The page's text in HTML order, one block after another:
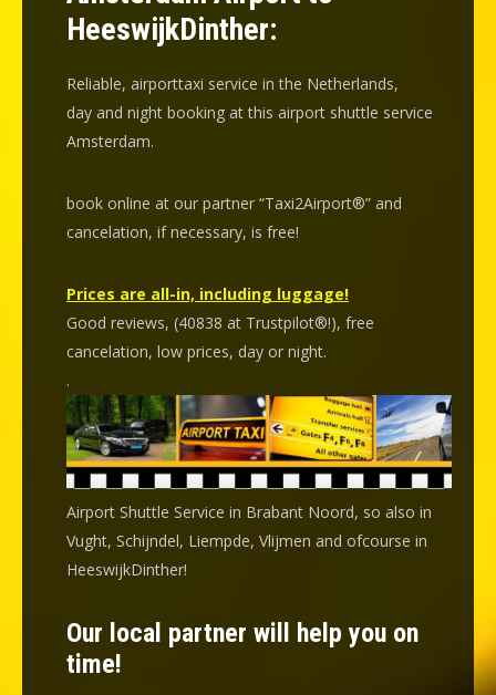
HeeswijkDinther:
Reliable, airporttaxi service in the Netherlands,
day and night booking at this airport shuttle service
Amsterdam.
book online at our partner “Taxi2Airport®” and
cancelation, if necessary, is free!
Prices are all-in, including luggage!
Good reviews, (40838 at Trustpilot®!), free
cancelation, low prices, day or night.
.
Airport Shuttle Service in Brabant Noord, so also in
Vught, Schijndel, Liempde, Vlijmen and ofcourse in
HeeswijkDinther!
Our local partner will help you on
time!